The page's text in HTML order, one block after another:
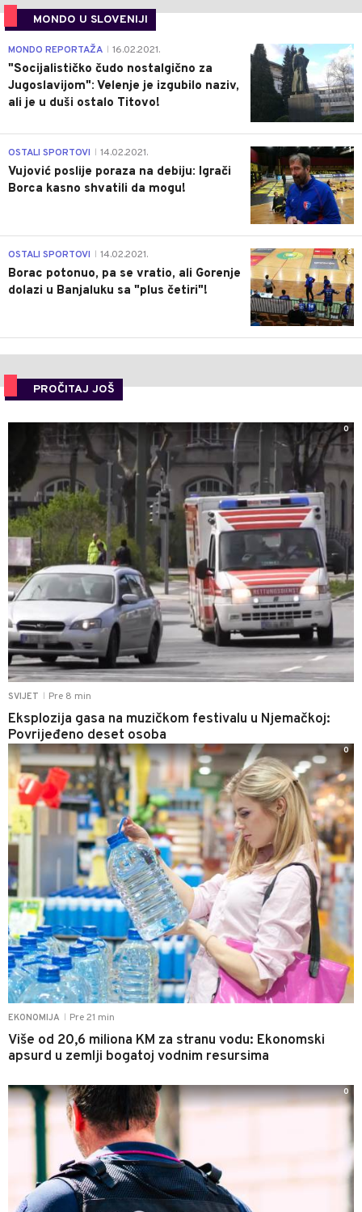
MONDO U SLOVENIJI
4
MONDO REPORTAŽA 16.02.2021.
"Socijalističko čudo nostalgično za
Jugoslavijom": Velenje je izgubilo naziv,
ali je u duši ostalo Titovo!
1
OSTALI SPORTOVI 14.02.2021.
Vujović poslije poraza na debiju: Igrači
Borca kasno shvatili da mogu!
3
OSTALI SPORTOVI 14.02.2021.
Borac potonuo, pa se vratio, ali Gorenje
dolazi u Banjaluku sa "plus četiri"!
PROČITAJ JOŠ
SVIJET Pre 8 min
Eksplozija gasa na muzičkom festivalu u Njemačkoj:
Povrijeđeno deset osoba
0
EKONOMIJA Pre 21 min
Više od 20,6 miliona KM za stranu vodu: Ekonomski
apsurd u zemlji bogatoj vodnim resursima
0
0